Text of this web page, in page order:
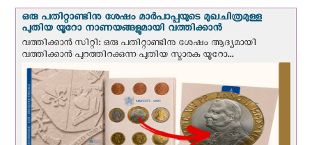
ഒരു പതിറ്റാണ്ടിനു ശേഷം മാർപാപ്പയുടെ മുഖചിത്രമുള്ള
പുതിയ യൂറോ നാണയങ്ങളുമായി വത്തിക്കാന്‍
വത്തിക്കാന്‍ സിറ്റി: ഒരു പതിറ്റാണ്ടിനു ശേഷം ആദ്യമായി
വത്തിക്കാൻ പുറത്തിറക്കുന്ന പുതിയ സ്മാരക യൂറോ...